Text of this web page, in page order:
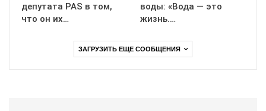
депутата PAS в том,
что он их…
воды: «Вода — это
жизнь.…
ЗАГРУЗИТЬ ЕЩЕ СООБЩЕНИЯ